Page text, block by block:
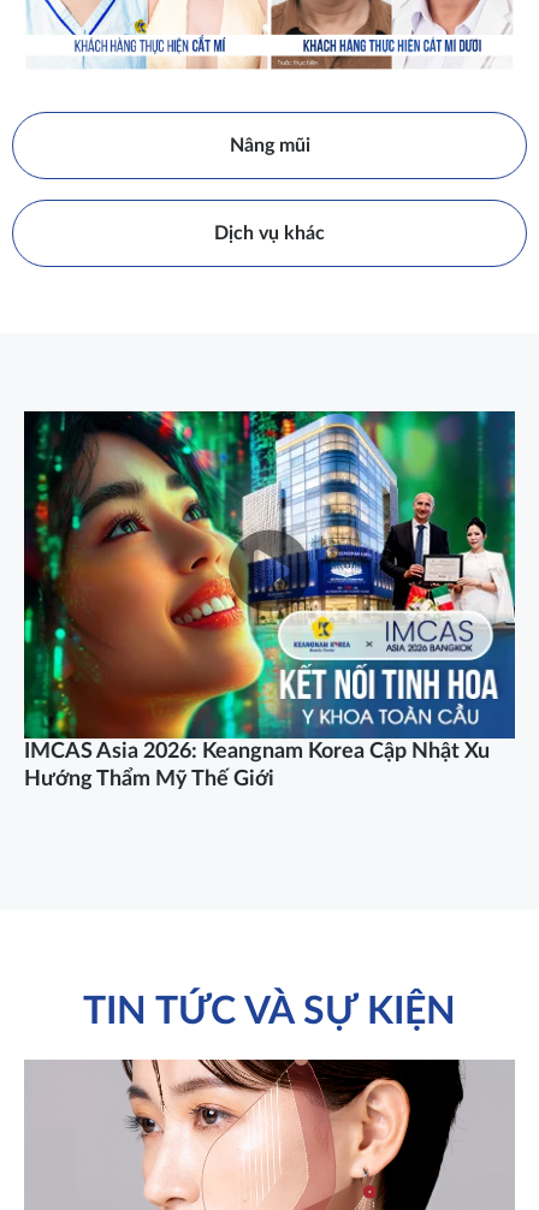
Nâng mũi
Dịch vụ khác
IMCAS Asia 2026: Keangnam Korea Cập Nhật Xu
Hướng Thẩm Mỹ Thế Giới
TIN TỨC VÀ SỰ KIỆN